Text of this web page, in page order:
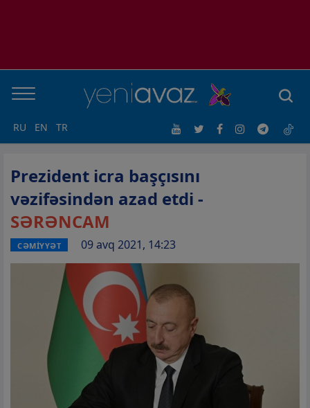
RU EN TR
Prezident icra başçısını
vəzifəsindən azad etdi -
SƏRƏNCAM
CƏMİYYƏT 09 avq 2021, 14:23